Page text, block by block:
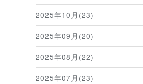
2025年10月(23)
2025年09月(20)
2025年08月(22)
2025年07月(23)